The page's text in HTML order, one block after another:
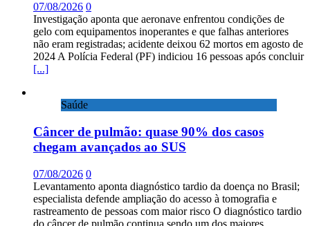
07/08/2026 0
Investigação aponta que aeronave enfrentou condições de
gelo com equipamentos inoperantes e que falhas anteriores
não eram registradas; acidente deixou 62 mortos em agosto de
2024 A Polícia Federal (PF) indiciou 16 pessoas após concluir
[...]
Saúde
Câncer de pulmão: quase 90% dos casos
chegam avançados ao SUS
07/08/2026 0
Levantamento aponta diagnóstico tardio da doença no Brasil;
especialista defende ampliação do acesso à tomografia e
rastreamento de pessoas com maior risco O diagnóstico tardio
do câncer de pulmão continua sendo um dos maiores